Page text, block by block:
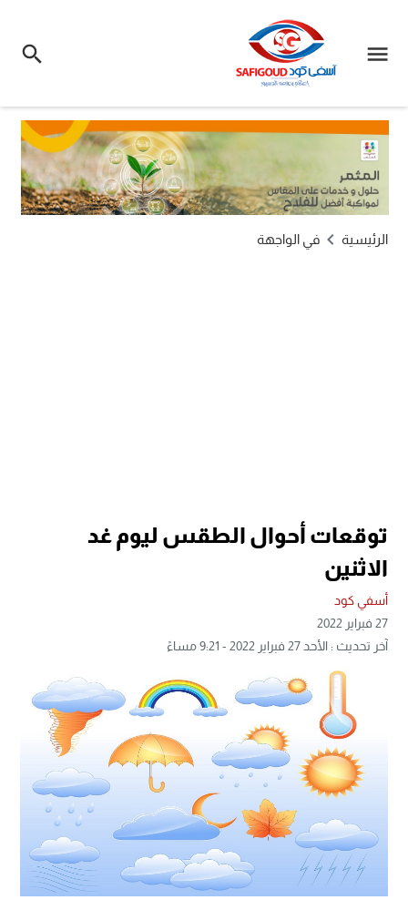
الرئيسية في الواجهة
توقعات أحوال الطقس ليوم غد
الاثنين
أسفي كود
27 فبراير 2022
آخر تحديث : الأحد 27 فبراير 2022 - 9:21 مساءً